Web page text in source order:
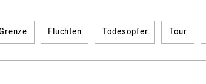
Fluchten Todesopfer Tour